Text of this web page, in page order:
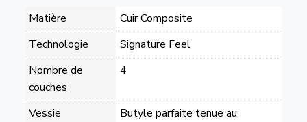
Matière
Cuir Composite
Technologie
Signature Feel
Nombre de
couches
4
Vessie
Butyle parfaite tenue au